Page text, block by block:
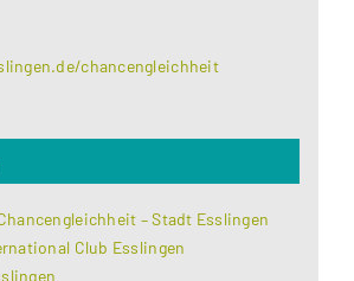
chancengleichheit
– Stadt Esslingen
Club Esslingen